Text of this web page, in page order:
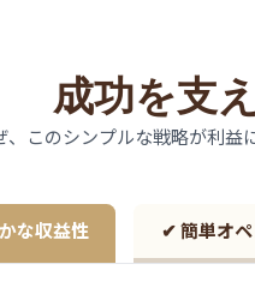
成功を支
、このシンプルな戦略が利益
な収益性 ✔ 簡単オ